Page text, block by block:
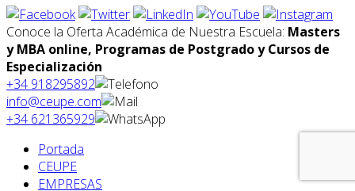
Conoce la Oferta Académica de Nuestra Escuela: Masters
y MBA online, Programas de Postgrado y Cursos de
Especialización
+34 918295892
info@ceupe.com
+34 621365929
Portada
CEUPE
EMPRESAS